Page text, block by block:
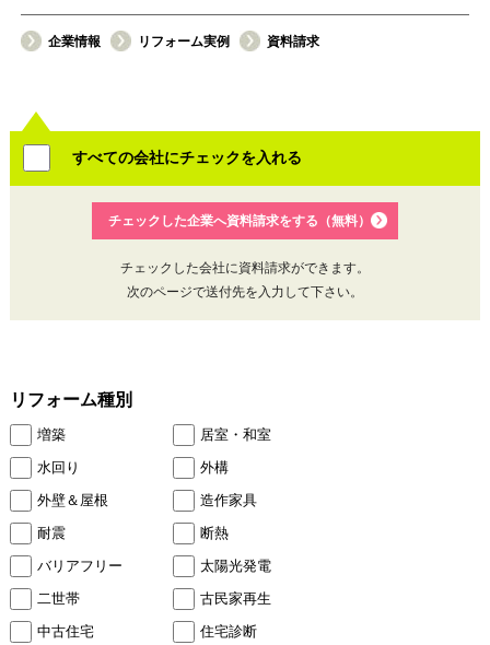
企業情報 リフォーム実例 資料請求
すべての会社にチェックを入れる
チェックした企業へ資料請求をする（無料）
チェックした会社に資料請求ができます。
次のページで送付先を入力して下さい。
リフォーム種別
増築
居室・和室
水回り
外構
外壁＆屋根
造作家具
耐震
断熱
バリアフリー
太陽光発電
二世帯
古民家再生
中古住宅
住宅診断